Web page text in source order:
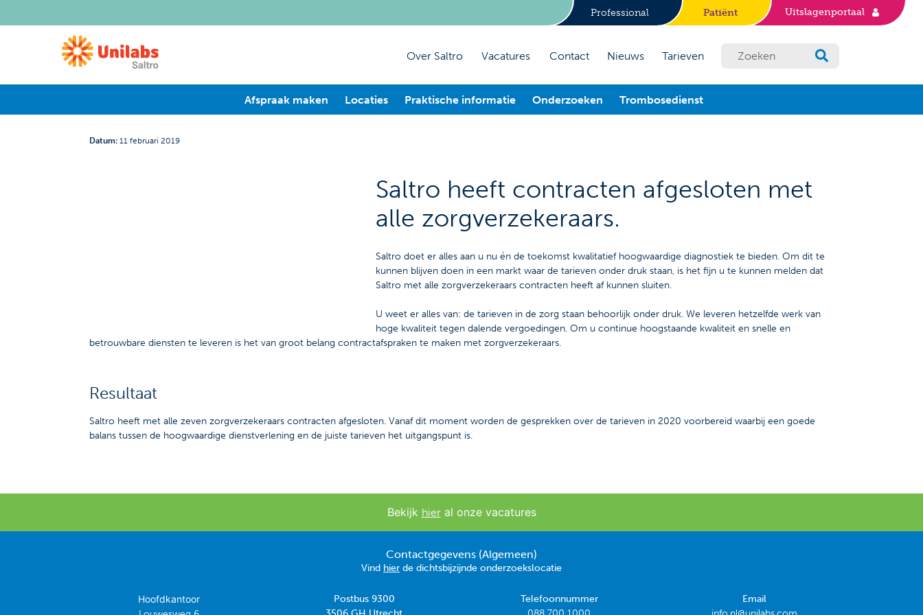
Professional Patiënt Uitslagenportaal
Over Saltro Vacatures Contact Nieuws Tarieven
Afspraak maken Locaties Praktische informatie Onderzoeken Trombosedienst
Datum: 11 februari 2019
Saltro heeft contracten afgesloten met
alle zorgverzekeraars.
Saltro doet er alles aan u nu én de toekomst kwalitatief hoogwaardige diagnostiek te bieden. Om dit te
kunnen blijven doen in een markt waar de tarieven onder druk staan, is het fijn u te kunnen melden dat
Saltro met alle zorgverzekeraars contracten heeft af kunnen sluiten.
U weet er alles van: de tarieven in de zorg staan behoorlijk onder druk. We leveren hetzelfde werk van
hoge kwaliteit tegen dalende vergoedingen. Om u continue hoogstaande kwaliteit en snelle en
betrouwbare diensten te leveren is het van groot belang contractafspraken te maken met zorgverzekeraars.
Resultaat
Saltro heeft met alle zeven zorgverzekeraars contracten afgesloten. Vanaf dit moment worden de gesprekken over de tarieven in 2020 voorbereid waarbij een goede
balans tussen de hoogwaardige dienstverlening en de juiste tarieven het uitgangspunt is.
Bekijk hieral onze vacatures
Contactgegevens (Algemeen)
Vind hier de dichtsbijzijnde onderzoekslocatie
Hoofdkantoor
Postbus 9300
Telefoonnummer
Email